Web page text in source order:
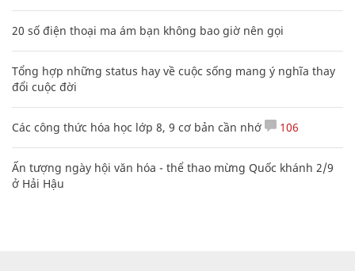
20 số điện thoại ma ám bạn không bao giờ nên gọi
Tổng hợp những status hay về cuộc sống mang ý nghĩa thay
đổi cuộc đời
Các công thức hóa học lớp 8, 9 cơ bản cần nhớ 106
Ấn tượng ngày hội văn hóa - thể thao mừng Quốc khánh 2/9
ở Hải Hậu